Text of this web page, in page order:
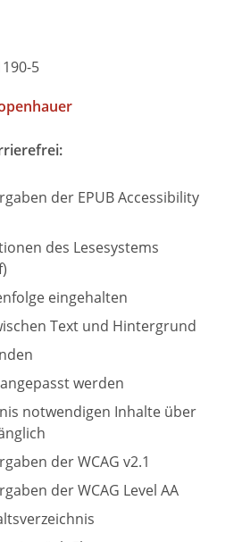
5
der EPUB Accessibility
des Lesesystems
eingehalten
Text und Hintergrund
werden
notwendigen Inhalte über
der WCAG v2.1
der WCAG Level AA